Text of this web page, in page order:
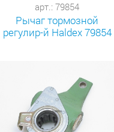
арт.: 79854
Рычаг тормозной
регулир-й Haldex 79854